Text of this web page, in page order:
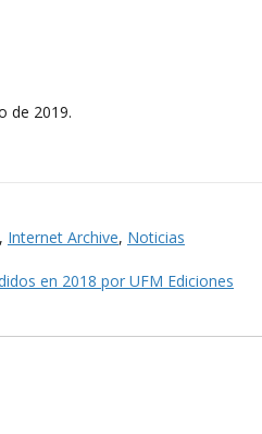
de 2019.
, Internet Archive, Noticias
en 2018 por UFM Ediciones